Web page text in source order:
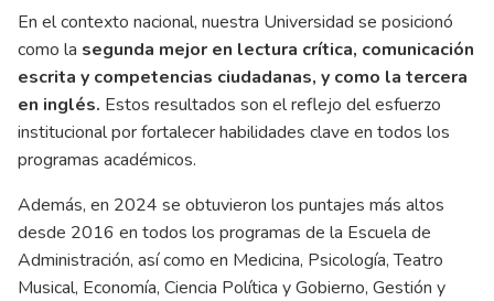
En el contexto nacional, nuestra Universidad se posicionó
como la segunda mejor en lectura crítica, comunicación
escrita y competencias ciudadanas, y como la tercera
en inglés. Estos resultados son el reflejo del esfuerzo
institucional por fortalecer habilidades clave en todos los
programas académicos.
Además, en 2024 se obtuvieron los puntajes más altos
desde 2016 en todos los programas de la Escuela de
Administración, así como en Medicina, Psicología, Teatro
Musical, Economía, Ciencia Política y Gobierno, Gestión y